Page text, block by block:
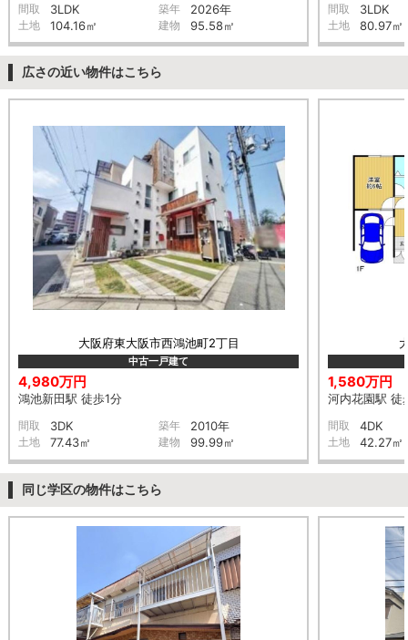
間取 3LDK 築年 2026年
土地 104.16㎡ 建物 95.58㎡
間取 3LDK
土地 80.97㎡
広さの近い物件はこちら
大阪府東大阪市西鴻池町2丁目
中古一戸建て
4,980万円
鴻池新田駅 徒歩1分
間取 3DK 築年 2010年
土地 77.43㎡ 建物 99.99㎡
1,580万円
河内花園駅 徒
間取 4DK
土地 42.27㎡
同じ学区の物件はこちら